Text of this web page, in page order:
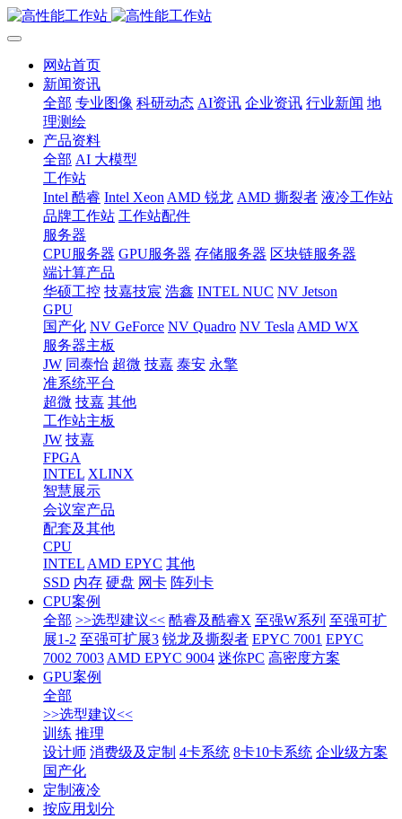
网站首页
新闻资讯
全部 专业图像 科研动态 AI资讯 企业资讯 行业新闻 地
理测绘
产品资料
全部 AI 大模型
工作站
Intel 酷睿 Intel Xeon AMD 锐龙 AMD 撕裂者 液冷工作站
品牌工作站 工作站配件
服务器
CPU服务器 GPU服务器 存储服务器 区块链服务器
端计算产品
华硕工控 技嘉技宸 浩鑫 INTEL NUC NV Jetson
GPU
国产化 NV GeForce NV Quadro NV Tesla AMD WX
服务器主板
JW 同泰怡 超微 技嘉 泰安 永擎
准系统平台
超微 技嘉 其他
工作站主板
JW 技嘉
FPGA
INTEL XLINX
智慧展示
会议室产品
配套及其他
CPU
INTEL AMD EPYC 其他
SSD 内存 硬盘 网卡 阵列卡
CPU案例
全部 >>选型建议<< 酷睿及酷睿X 至强W系列 至强可扩
展1-2 至强可扩展3 锐龙及撕裂者 EPYC 7001 EPYC
7002 7003 AMD EPYC 9004 迷你PC 高密度方案
GPU案例
全部
>>选型建议<<
训练 推理
设计师 消费级及定制 4卡系统 8卡10卡系统 企业级方案
国产化
定制液冷
按应用划分